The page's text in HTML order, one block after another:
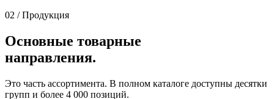
02 / Продукция
Основные товарные
направления.
Это часть ассортимента. В полном каталоге доступны десятки
групп и более 4 000 позиций.